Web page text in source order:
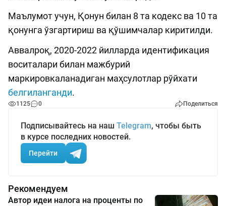
Маълумот учун, Қонун билан 8 та кодекс ва 10 та
қонунга ўзгартириш ва қўшимчалар киритилди.
Аввалроқ, 2020-2022 йилларда идентификация
воситалари билан мажбурий
маркировкаланадиган маҳсулотлар рўйхати
белгиланганди.
1125 0 Поделиться
Подписывайтесь на наш Telegram, чтобы быть
в курсе последних новостей.
Перейти
Рекомендуем
Автор идеи налога на проценты по